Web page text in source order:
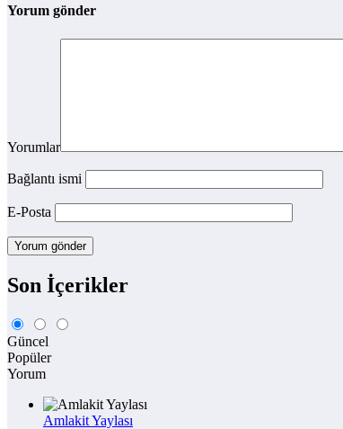
Yorum gönder
Yorumlar
Bağlantı ismi
E-Posta
Son İçerikler
Güncel
Popüler
Yorum
Amlakit Yaylası